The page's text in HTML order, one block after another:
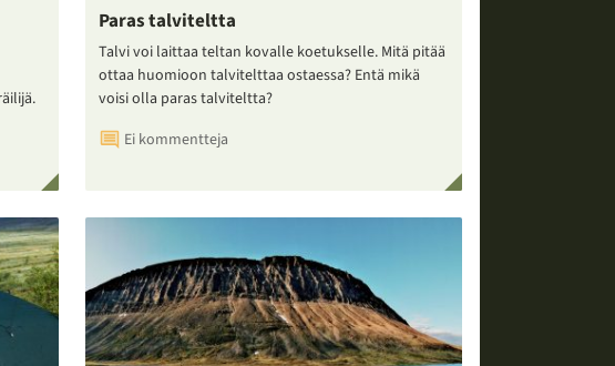
Paras talviteltta
Talvi voi laittaa teltan kovalle koetukselle. Mitä pitää
ottaa huomioon talvitelttaa ostaessa? Entä mikä
voisi olla paras talviteltta?
Ei kommentteja